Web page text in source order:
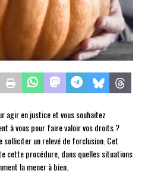
agir en justice et vous souhaitez
à vous pour faire valoir vos droits ?
solliciter un relevé de forclusion. Cet
cette procédure, dans quelles situations
la mener à bien.